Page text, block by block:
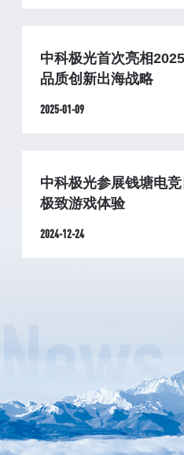
中科极光首次亮相
品质创新出海战略
2025-01-09
中科极光参展钱塘电
极致游戏体验
2024-12-24